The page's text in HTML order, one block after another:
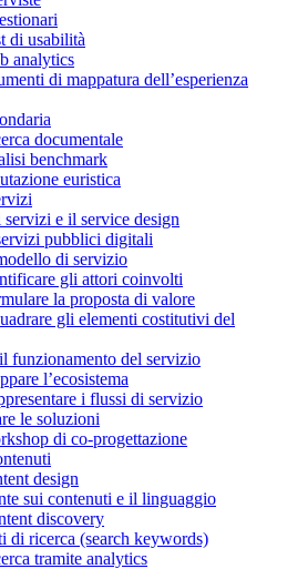
di usabilità
analytics
di mappatura dell’esperienza
documentale
benchmark
euristica
servizi e il service design
pubblici digitali
di servizio
gli attori coinvolti
la proposta di valore
gli elementi costitutivi del
funzionamento del servizio
l’ecosistema
i flussi di servizio
le soluzioni
di co-progettazione
design
sui contenuti e il linguaggio
discovery
di ricerca (search keywords)
tramite analytics